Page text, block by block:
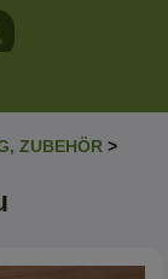
ZUBEHÖR >